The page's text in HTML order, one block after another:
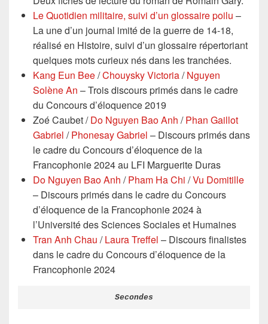
Le Quotidien militaire, suivi d’un glossaire poilu –
La une d’un journal imité de la guerre de 14-18,
réalisé en Histoire, suivi d’un glossaire répertoriant
quelques mots curieux nés dans les tranchées.
Kang Eun Bee/Chouysky Victoria/Nguyen
Solène An – Trois discours primés dans le cadre
du Concours d’éloquence 2019
Zoé Caubet /Do Nguyen Bao Anh /Phan Gaillot
Gabriel /Phonesay Gabriel – Discours primés dans
le cadre du Concours d’éloquence de la
Francophonie 2024 au LFI Marguerite Duras
Do Nguyen Bao Anh /Pham Ha Chi /Vu Domitille
– Discours primés dans le cadre du Concours
d’éloquence de la Francophonie 2024 à
l’Université des Sciences Sociales et Humaines
Tran Anh Chau /Laura Treffel – Discours finalistes
dans le cadre du Concours d’éloquence de la
Francophonie 2024
Secondes